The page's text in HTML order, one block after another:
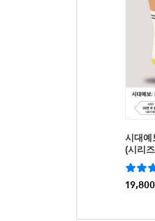
시대예
(시리
버 한
19,800